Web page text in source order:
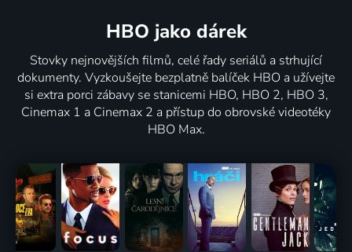
HBO jako dárek
Stovky nejnovějších filmů, celé řady seriálů a strhující
dokumenty. Vyzkoušejte bezplatně balíček HBO a užívejte
si extra porci zábavy se stanicemi HBO, HBO 2, HBO 3,
Cinemax 1 a Cinemax 2 a přístup do obrovské videotéky
HBO Max.